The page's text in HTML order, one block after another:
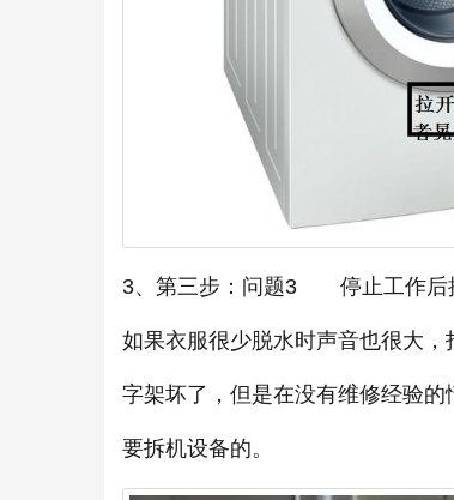
3、第三步：问题3 停止工作后提
如果衣服很少脱水时声音也很大
字架坏了，但是在没有维修经验
要拆机设备的。